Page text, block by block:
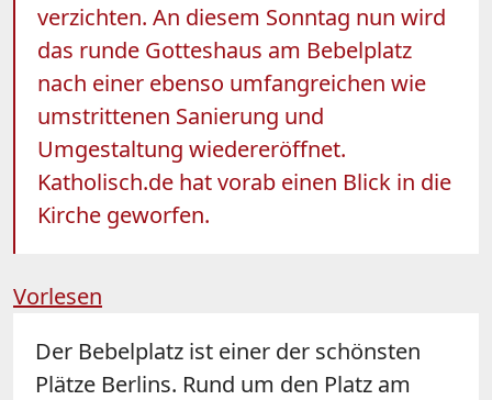
verzichten. An diesem Sonntag nun wird
das runde Gotteshaus am Bebelplatz
nach einer ebenso umfangreichen wie
umstrittenen Sanierung und
Umgestaltung wiedereröffnet.
Katholisch.de hat vorab einen Blick in die
Kirche geworfen.
Vorlesen
Der Bebelplatz ist einer der schönsten
Plätze Berlins. Rund um den Platz am